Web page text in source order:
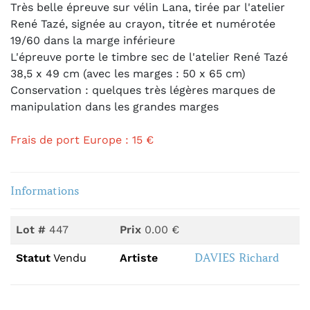
Très belle épreuve sur vélin Lana, tirée par l'atelier
René Tazé, signée au crayon, titrée et numérotée
19/60 dans la marge inférieure
L'épreuve porte le timbre sec de l'atelier René Tazé
38,5 x 49 cm (avec les marges : 50 x 65 cm)
Conservation : quelques très légères marques de
manipulation dans les grandes marges
Frais de port Europe : 15 €
Informations
Lot # 447 Prix 0.00 €
Statut Vendu Artiste DAVIES Richard